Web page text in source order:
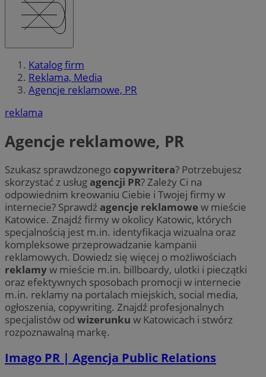
Katalog firm
Reklama, Media
Agencje reklamowe, PR
reklama
Agencje reklamowe, PR
Szukasz sprawdzonego copywritera? Potrzebujesz
skorzystać z usług agencji PR? Zależy Ci na
odpowiednim kreowaniu Ciebie i Twojej firmy w
internecie? Sprawdź agencje reklamowew mieście
Katowice. Znajdź firmy w okolicy Katowic, których
specjalnością jest m.in. identyfikacja wizualna oraz
kompleksowe przeprowadzanie kampanii
reklamowych. Dowiedz się więcej o możliwościach
reklamyw mieście m.in. billboardy, ulotki i pieczątki
oraz efektywnych sposobach promocji w internecie
m.in. reklamy na portalach miejskich, social media,
ogłoszenia, copywriting. Znajdź profesjonalnych
specjalistów od wizerunku w Katowicach i stwórz
rozpoznawalną markę.
Imago PR | Agencja Public Relations